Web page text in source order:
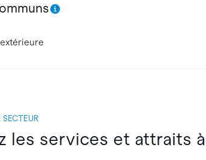
les services et attraits